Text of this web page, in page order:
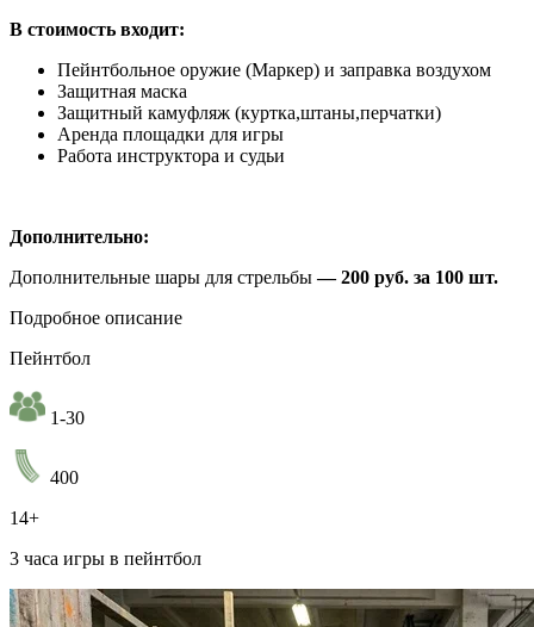
В стоимость входит:
Пейнтбольное оружие (Маркер) и заправка воздухом
Защитная маска
Защитный камуфляж (куртка,штаны,перчатки)
Аренда площадки для игры
Работа инструктора и судьи
Дополнительно:
Дополнительные шары для стрельбы— 200 руб. за 100 шт.
Подробное описание
Пейнтбол
1-30
400
14+
3 часа игры в пейнтбол